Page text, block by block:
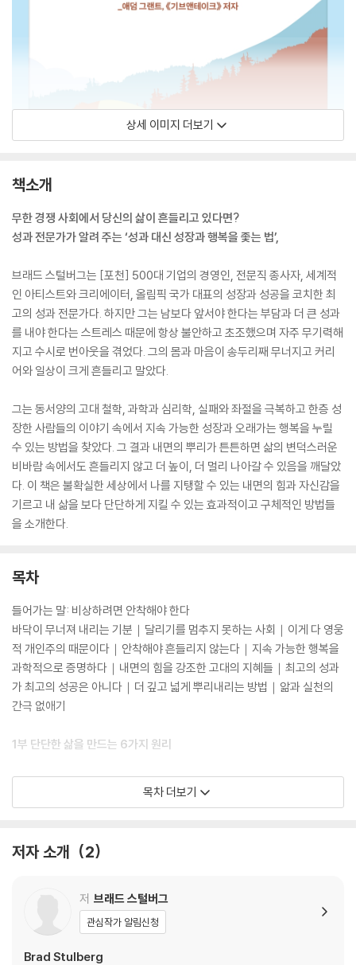
상세 이미지 더보기
책소개
무한 경쟁 사회에서 당신의 삶이 흔들리고 있다면?
성과 전문가가 알려 주는 ‘성과 대신 성장과 행복을 좇는 법’,
브래드 스털버그는 [포천] 500대 기업의 경영인, 전문직 종사자, 세계적
인 아티스트와 크리에이터, 올림픽 국가 대표의 성장과 성공을 코치한 최
고의 성과 전문가다. 하지만 그는 남보다 앞서야 한다는 부담과 더 큰 성과
를 내야 한다는 스트레스 때문에 항상 불안하고 초조했으며 자주 무기력해
지고 수시로 번아웃을 겪었다. 그의 몸과 마음이 송두리째 무너지고 커리
어와 일상이 크게 흔들리고 말았다.
그는 동서양의 고대 철학, 과학과 심리학, 실패와 좌절을 극복하고 한층 성
장한 사람들의 이야기 속에서 지속 가능한 성장과 오래가는 행복을 누릴
수 있는 방법을 찾았다. 그 결과 내면의 뿌리가 튼튼하면 삶의 변덕스러운
비바람 속에서도 흔들리지 않고 더 높이, 더 멀리 나아갈 수 있음을 깨달았
다. 이 책은 불확실한 세상에서 나를 지탱할 수 있는 내면의 힘과 자신감을
기르고 내 삶을 보다 단단하게 지킬 수 있는 효과적이고 구체적인 방법들
을 소개한다.
목차
들어가는 말: 비상하려면 안착해야 한다
바닥이 무너져 내리는 기분｜달리기를 멈추지 못하는 사회｜이게 다 영웅
적 개인주의 때문이다｜안착해야 흔들리지 않는다｜지속 가능한 행복을
과학적으로 증명하다｜내면의 힘을 강조한 고대의 지혜들｜최고의 성과
가 최고의 성공은 아니다｜더 깊고 넓게 뿌리내리는 방법｜앎과 실천의
간극 없애기
1부 단단한 삶을 만드는 6가지 원리
1장 수용: 원하는 곳으로 가기 위해 지금 있는 곳을 받아들인다
보고 싶은 것만 보지 않는다｜성공도 실패도 일단 인정하고 시작하자｜저
천 2: 누구보다 나에게 친절하자｜실천 3: 기분은 행동을 따라간다｜실천
2장 집중: 주의력과 에너지를 확보하기 위해 온전히 몰입한다
산만함에 중독된 사람들｜집중력 흡혈귀로부터 벗어나려면｜몰두할수
록 삶의 질이 달라진다｜팝 스타의 미국 도보 횡단기｜무엇에 집중할지
목차 더보기
저자 소개 2
저 브래드 스털버그
관심작가 알림신청
Brad Stulberg